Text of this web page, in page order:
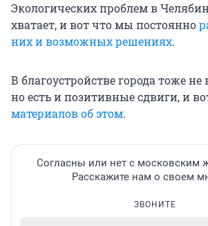
Экологических проблем в
хватает, и вот что мы постоянно
них и возможных решениях.
В благоустройстве города тоже не
но есть и позитивные сдвиги, и
материалов об этом.
Согласны или нет с московским
Расскажите нам о своем
ЗВОНИТЕ